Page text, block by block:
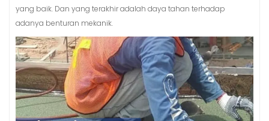
yang baik. Dan yang terakhir adalah daya tahan terhadap
adanya benturan mekanik.